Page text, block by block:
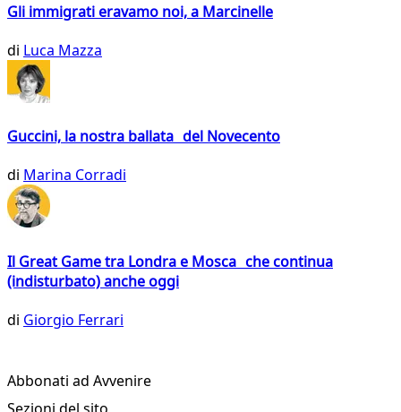
Gli immigrati eravamo noi, a Marcinelle
di Luca Mazza
Guccini, la nostra ballata del Novecento
di Marina Corradi
Il Great Game tra Londra e Mosca che continua
(indisturbato) anche oggi
di Giorgio Ferrari
Abbonati ad Avvenire